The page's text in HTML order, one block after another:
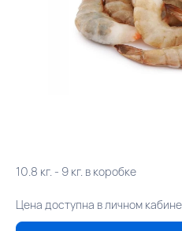
10.8 кг. - 9 кг. в коробке
Цена доступна в личном